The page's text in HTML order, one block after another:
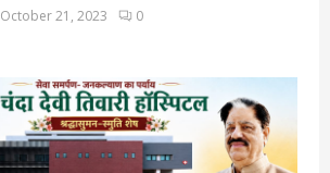
October 21, 2023 0